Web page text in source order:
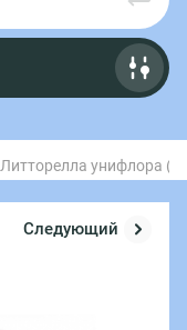
Литторелла унифлора
Следующий